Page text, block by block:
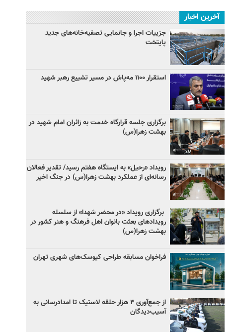
آخرین اخبار
جزییات اجرا و جانمایی تصفیه‌خانه‌های جدید
پایتخت
استقرار ۱۱۰۰ مه‌پاش در مسیر تشییع رهبر شهید
برگزاری جلسه قرارگاه خدمت به زائران امام شهید در
بهشت زهرا(س)
رویداد «رحیل» به ایستگاه هفتم رسید/ تقدیر فعالان
رسانه‌ای از عملکرد بهشت زهرا(س) در جنگ اخیر
برگزاری رویداد «در محضر شهدا» از سلسله
رویدادهای بعثت بانوان اهل فرهنگ و هنر کشور در
بهشت زهرا(س)
فراخوان مسابقه طراحی کیوسک‌های شهری تهران
از جمع‌آوری ۴ هزار حلقه لاستیک تا امدادرسانی به
آسیب‌دیدگان